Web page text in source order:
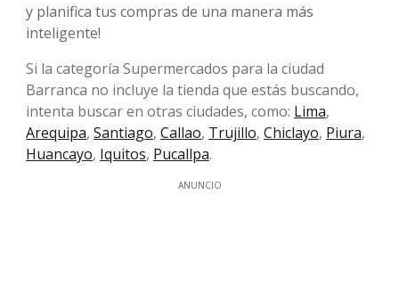
y planifica tus compras de una manera más
inteligente!
Si la categoría Supermercados para la ciudad
Barranca no incluye la tienda que estás buscando,
intenta buscar en otras ciudades, como: Lima,
Arequipa, Santiago, Callao, Trujillo, Chiclayo, Piura,
Huancayo, Iquitos, Pucallpa.
ANUNCIO